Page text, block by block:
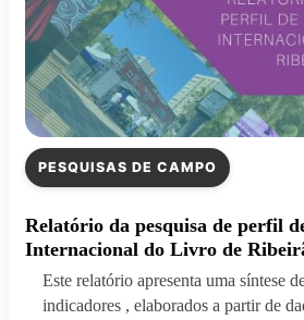
PESQUISAS DE CAMPO
Relatório da pesquisa de perfil
Internacional do Livro de
Este relatório apresenta uma síntese
indicadores , elaborados a partir de